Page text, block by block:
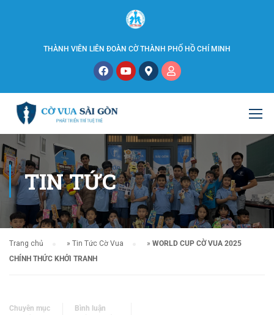
THÀNH VIÊN LIÊN ĐOÀN CỜ THÀNH PHỐ HỒ CHÍ MINH
TIN TỨC
Trang chủ » Tin Tức Cờ Vua » WORLD CUP CỜ VUA 2025
CHÍNH THỨC KHỞI TRANH
Chuyên mục
Bình luận